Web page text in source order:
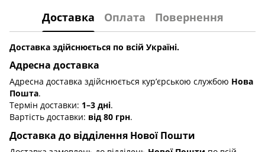
Доставка Оплата Повернення
Доставка здійснюється по всій Україні.
Адресна доставка
Адресна доставка здійснюється кур’єрською службою Нова
Пошта.
Термін доставки: 1–3 дні.
Вартість доставки: від 80 грн.
Доставка до відділення Нової Пошти